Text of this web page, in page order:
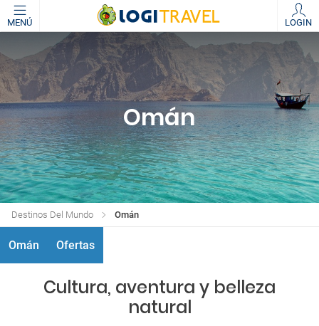
MENÚ LOGIN
Omán
Omán
Destinos Del Mundo
Omán Ofertas
Cultura, aventura y belleza
natural